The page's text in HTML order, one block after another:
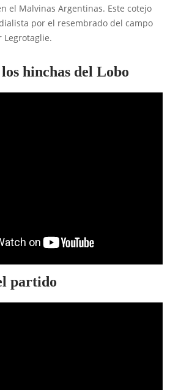
el Malvinas Argentinas. Este cotejo
por el resembrado del campo
Legrotaglie.
hinchas del Lobo
partido